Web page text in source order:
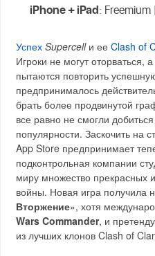
iPhone + iPad : Freemium
Успех Supercellи ееClash of
Игроки не могут оторваться,
пытаются повторить
предпринималось
брать более продвинутой
все равно не смогли
популярности. Заскочить на
App Store предпринимает
подконтрольная компании
миру множество прекрасных
войны. Новая игра получила
Вторжение», хотя
Wars Commander, и
из лучших клонов Clash of